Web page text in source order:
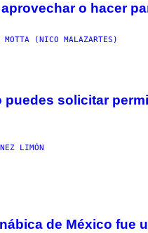
o hacer
MOTTA (NICO MALAZARTES)
puedes solicitar
LIMÓN
de México fue